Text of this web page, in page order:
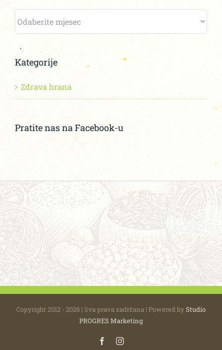
Kategorije
Zdrava hrana
Pratite nas na Facebook-u
Copyright 2012 - 2026 | Sva prava zadržana | Powered byStudio
PROGRES Marketing
FacebookInstagram